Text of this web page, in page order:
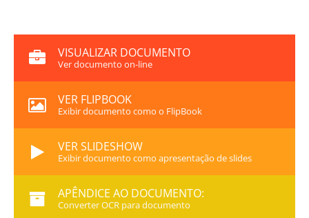
VISUALIZAR DOCUMENTO
Ver documento on-line
VER FLIPBOOK
Exibir documento como o FlipBook
VER SLIDESHOW
Exibir documento como apresentação de slides
APÊNDICE AO DOCUMENTO:
Converter OCR para documento